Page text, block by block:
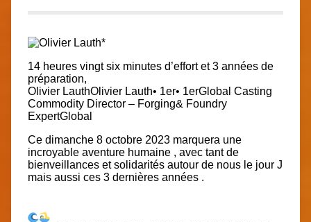
*
14 heures vingt six minutes d’effort et 3 années de
préparation,
Olivier LauthOlivier Lauth• 1er• 1erGlobal Casting
Commodity Director – Forging& Foundry
ExpertGlobal
Ce dimanche 8 octobre 2023 marquera une
incroyable aventure humaine , avec tant de
bienveillances et solidarités autour de nous le jour J
mais aussi ces 3 dernières années .